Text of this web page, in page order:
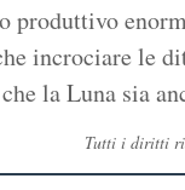
produttivo
incrociare le
la Luna sia
Tutti i diritti